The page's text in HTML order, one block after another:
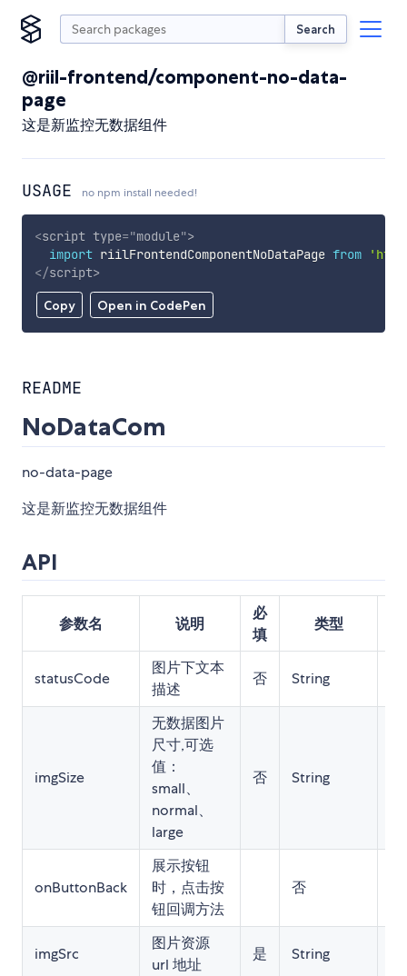
Search
@riil-frontend/component-no-data-
page
这是新监控无数据组件
USAGE no npm install needed!
Copy Open in CodePen
<script type="module">
import riilFrontendComponentNoDataPage from
</script>
README
NoDataCom
no-data-page
这是新监控无数据组件
API
参数名 说明
必
填
类型
statusCode
图片下文本
描述
否 String
imgSize
无数据图片
尺寸,可选
值：
small、
normal、
large
否 String
onButtonBack
展示按钮
时，点击按
钮回调方法
否
imgSrc
图片资源
url 地址
是 String